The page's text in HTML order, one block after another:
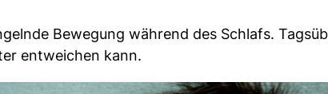
Bewegung während des Schlafs.
entweichen kann.